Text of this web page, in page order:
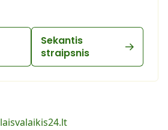
Sekantis
straipsnis
laisvalaikis24.lt